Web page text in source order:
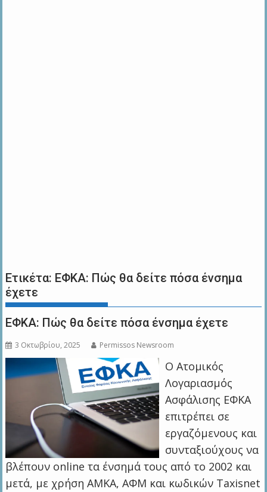
Ετικέτα: ΕΦΚΑ: Πώς θα δείτε πόσα ένσημα
έχετε
ΕΦΚΑ: Πώς θα δείτε πόσα ένσημα έχετε
3 Οκτωβρίου, 2025 Permissos Newsroom
Ο Ατομικός
Λογαριασμός
Ασφάλισης ΕΦΚΑ
επιτρέπει σε
εργαζόμενους και
συνταξιούχους να
βλέπουν online τα ένσημά τους από το 2002 και
μετά, με χρήση ΑΜΚΑ, ΑΦΜ και κωδικών Taxisnet